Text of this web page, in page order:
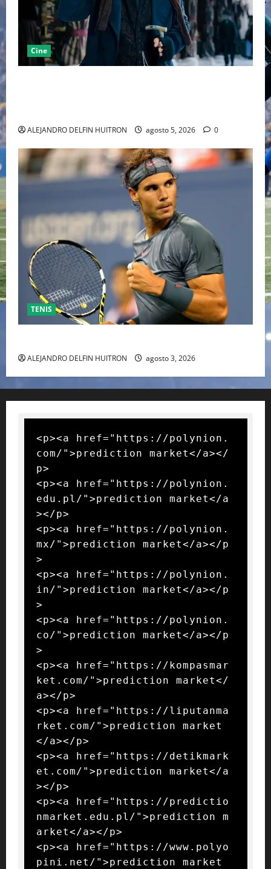
Cine
ALEJANDRO DELFIN HUITRON agosto 5, 2026 0
TENIS
ALEJANDRO DELFIN HUITRON agosto 3, 2026
<p><a href="https://polynion.
com/">prediction market</a></
p>
<p><a href="https://polynion.
edu.pl/">prediction market</a
></p>
<p><a href="https://polynion.
mx/">prediction market</a></p
>
<p><a href="https://polynion.
in/">prediction market</a></p
>
<p><a href="https://polynion.
co/">prediction market</a></p
>
<p><a href="https://kompasmar
ket.com/">prediction market</
a></p>
<p><a href="https://liputanma
rket.com/">prediction market
</a></p>
<p><a href="https://detikmark
et.com/">prediction market</a
></p>
<p><a href="https://predictio
nmarket.edu.pl/">prediction m
arket</a></p>
<p><a href="https://www.polyo
pini.net/">prediction market